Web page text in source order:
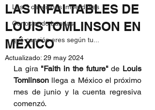
Las 3 canciones imperdibles
Conociendo bandas
qué canción eres según tu...
LAS INFALTABLES DE
LOUIS TOMLINSON EN
MÉXICO
Actualizado: 29 may 2024
La gira "Faith in the future" de Louis
Tomlinson llega a México el próximo
mes de junio y la cuenta regresiva
comenzó.